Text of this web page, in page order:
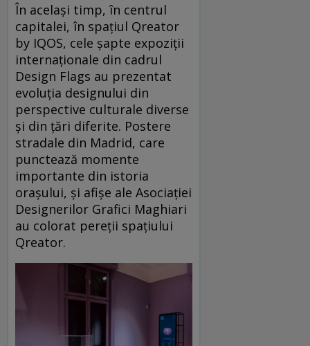
În același timp, în centrul
capitalei, în spațiul Qreator
by IQOS, cele șapte expoziții
internaționale din cadrul
Design Flags au prezentat
evoluția designului din
perspective culturale diverse
și din țări diferite. Postere
stradale din Madrid, care
punctează momente
importante din istoria
orașului, și afișe ale Asociației
Designerilor Grafici Maghiari
au colorat pereții spațiului
Qreator.